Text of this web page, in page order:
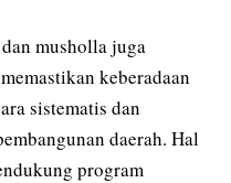
musholla juga
keberadaan
sistematis dan
daerah. Hal
program